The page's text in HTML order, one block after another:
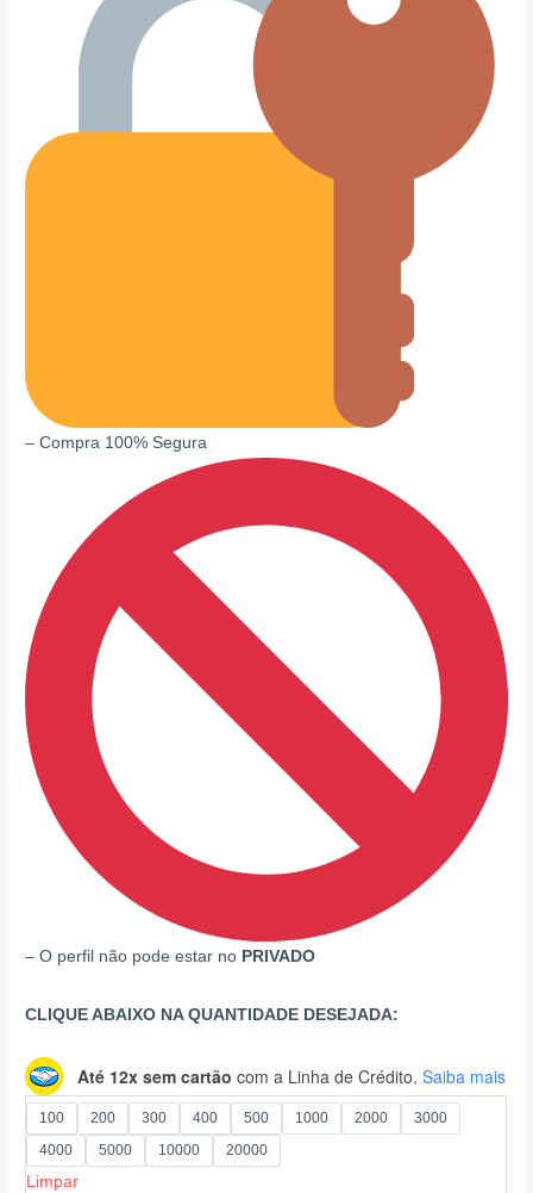
– Compra 100% Segura
– O perfil não pode estar no PRIVADO
CLIQUE ABAIXO NA QUANTIDADE DESEJADA:
Até 12x sem cartão com a Linha de Crédito. Saiba mais
100 200 300 400 500 1000 2000
3000
4000
5000 10000 20000
Limpar